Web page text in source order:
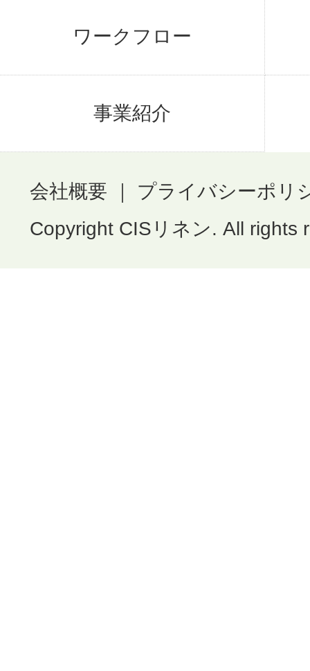
ワークフロー
事業紹介
会社概要
プライバシーポリ
Copyright CISリネン. All rights